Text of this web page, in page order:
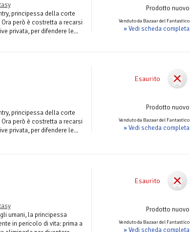
Prodotto nuovo
Venduto da Bazaar del Fantastico
» Vedi scheda completa
principessa della corte
però è costretta a recarsi
privata, per difendere le...
Esaurito
Prodotto nuovo
Venduto da Bazaar del Fantastico
» Vedi scheda completa
principessa della corte
però è costretta a recarsi
privata, per difendere le...
Esaurito
Prodotto nuovo
Venduto da Bazaar del Fantastico
» Vedi scheda completa
umani, la principessa
in pericolo di vita: prima a